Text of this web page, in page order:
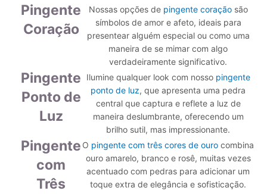
Pingente
Coração
Nossas opções de pingente coraçãosão
símbolos de amor e afeto, ideais para
presentear alguém especial ou como uma
maneira de se mimar com algo
verdadeiramente significativo.
Pingente
Ponto de
Luz
Ilumine qualquer look com nosso pingente
ponto de luz, que apresenta uma pedra
central que captura e reflete a luz de
maneira deslumbrante, oferecendo um
brilho sutil, mas impressionante.
Pingente
com
Três
O pingente com três cores de ouro combina
ouro amarelo, branco e rosê, muitas vezes
acentuado com pedras para adicionar um
toque extra de elegância e sofisticação.